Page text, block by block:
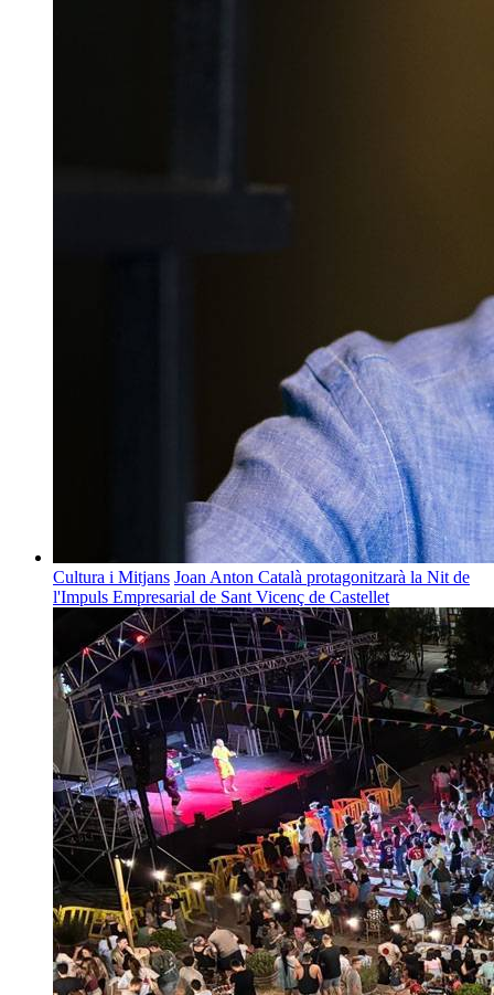
Cultura i Mitjans Joan Anton Català protagonitzarà la Nit de
l'Impuls Empresarial de Sant Vicenç de Castellet